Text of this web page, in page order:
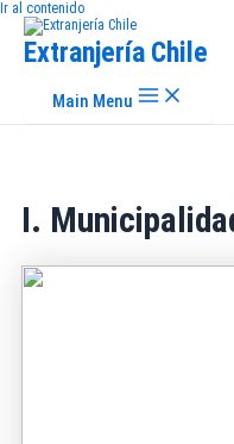
Ir al contenido
Extranjería Chile
Main Menu
I.